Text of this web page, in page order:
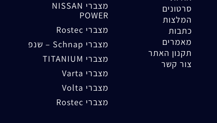
סרטונים
המלצות
כתבות
מאמרים
תקנון האתר
צור קשר
מצברי NISSAN
POWER
מצברי Rostec
מצברי Schnap – שנפ
מצברי TITANIUM
מצברי Varta
מצברי Volta
מצברי Rostec